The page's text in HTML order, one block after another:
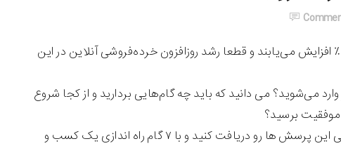
جالب است بدانید سالانه کسب و کارهای الکترونیک با نرخ رشد حداقل ۱۰٪ افزایش می‌یابند و قطعا رشد روزافزون خرده‌فروشی آنلاین در این
می‌شوید؟ می دانید که باید چه گام‌هایی بردارید و از کجا شروع
برسید؟
فراهم گردیده همراه باشید و پاسخ تمامی این پرسش ها رو دریافت کنید و با ۷ گام راه اندازی یک کسب و